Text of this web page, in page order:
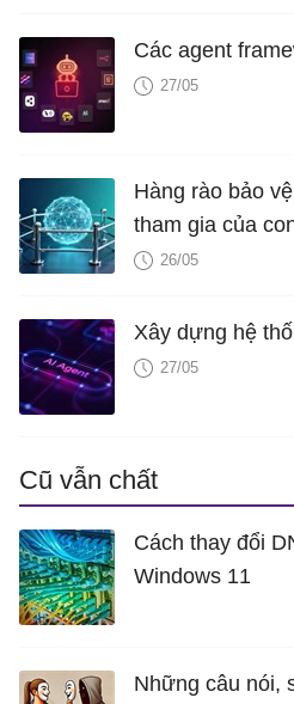
Các agent
27/05
Hàng rào bảo
tham gia của
vận hành AI
26/05
Xây dựng hệ
27/05
Cũ vẫn chất
Cách thay đổi
Windows 11
Những câu nói,